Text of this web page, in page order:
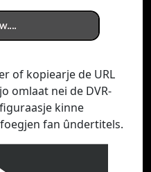
of kopiearje de URL
omlaat nei de DVR-
kinne
fan ûndertitels.